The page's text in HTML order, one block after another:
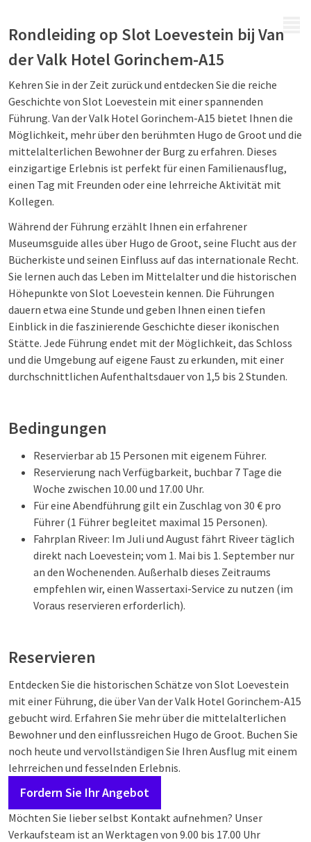
Rondleiding op Slot Loevestein bij Van
der Valk Hotel Gorinchem-A15
Kehren Sie in der Zeit zurück und entdecken Sie die reiche
Geschichte von Slot Loevestein mit einer spannenden
Führung. Van der Valk Hotel Gorinchem-A15 bietet Ihnen die
Möglichkeit, mehr über den berühmten Hugo de Groot und die
mittelalterlichen Bewohner der Burg zu erfahren. Dieses
einzigartige Erlebnis ist perfekt für einen Familienausflug,
einen Tag mit Freunden oder eine lehrreiche Aktivität mit
Kollegen.
Während der Führung erzählt Ihnen ein erfahrener
Museumsguide alles über Hugo de Groot, seine Flucht aus der
Bücherkiste und seinen Einfluss auf das internationale Recht.
Sie lernen auch das Leben im Mittelalter und die historischen
Höhepunkte von Slot Loevestein kennen. Die Führungen
dauern etwa eine Stunde und geben Ihnen einen tiefen
Einblick in die faszinierende Geschichte dieser ikonischen
Stätte. Jede Führung endet mit der Möglichkeit, das Schloss
und die Umgebung auf eigene Faust zu erkunden, mit einer
durchschnittlichen Aufenthaltsdauer von 1,5 bis 2 Stunden.
Bedingungen
Reservierbar ab 15 Personen mit eigenem Führer.
Reservierung nach Verfügbarkeit, buchbar 7 Tage die
Woche zwischen 10.00 und 17.00 Uhr.
Für eine Abendführung gilt ein Zuschlag von 30 € pro
Führer (1 Führer begleitet maximal 15 Personen).
Fahrplan Riveer: Im Juli und August fährt Riveer täglich
direkt nach Loevestein; vom 1. Mai bis 1. September nur
an den Wochenenden. Außerhalb dieses Zeitraums
empfehlen wir, einen Wassertaxi-Service zu nutzen (im
Voraus reservieren erforderlich).
Reservieren
Entdecken Sie die historischen Schätze von Slot Loevestein
mit einer Führung, die über Van der Valk Hotel Gorinchem-A15
gebucht wird. Erfahren Sie mehr über die mittelalterlichen
Bewohner und den einflussreichen Hugo de Groot. Buchen Sie
noch heute und vervollständigen Sie Ihren Ausflug mit einem
lehrreichen und fesselnden Erlebnis.
Fordern Sie Ihr Angebot
Möchten Sie lieber selbst Kontakt aufnehmen? Unser
Verkaufsteam ist an Werktagen von 9.00 bis 17.00 Uhr